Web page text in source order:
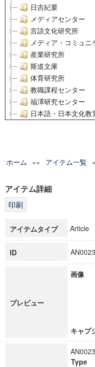
日吉紀要
メディアセンター
言語文化研究所
メディア・コミュ
産業研究所
斯道文庫
体育研究所
教職課程センター
福澤研究センター
日本語・日本文化教
グローバルリサーチ
科学研究費補助金研
博士課程教育リー
ホーム »» アイテム一覧
アイテム詳細
アイテムタイプ Article
ID
プレビュー
画像
キャプ
Type